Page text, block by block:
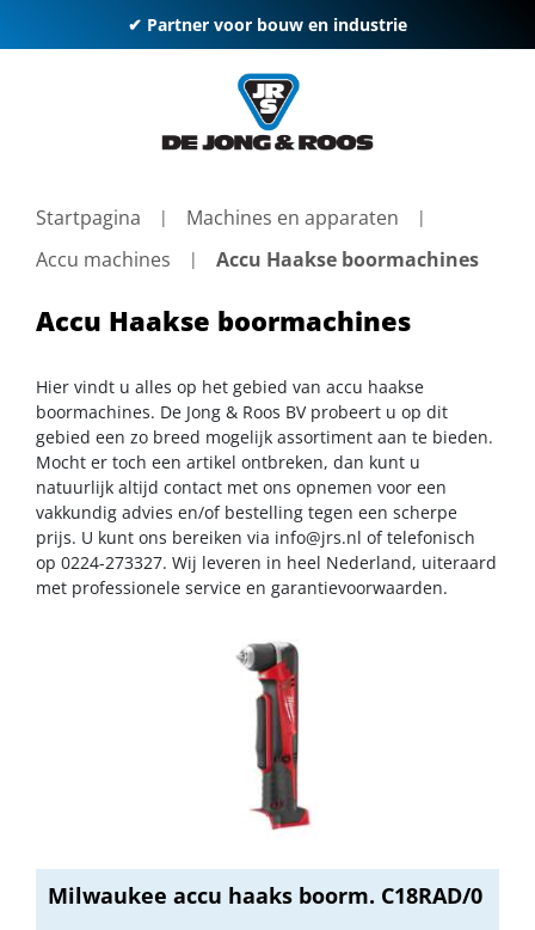
✔ Partner voor bouw en industrie
Startpagina
Machines en apparaten
Accu machines
Accu Haakse boormachines
Accu Haakse boormachines
Hier vindt u alles op het gebied van accu haakse
boormachines. De Jong & Roos BV probeert u op dit
gebied een zo breed mogelijk assortiment aan te bieden.
Mocht er toch een artikel ontbreken, dan kunt u
natuurlijk altijd contact met ons opnemen voor een
vakkundig advies en/of bestelling tegen een scherpe
prijs. U kunt ons bereiken via info@jrs.nl of telefonisch
op 0224-273327. Wij leveren in heel Nederland, uiteraard
met professionele service en garantievoorwaarden.
Milwaukee accu haaks boorm. C18RAD/0